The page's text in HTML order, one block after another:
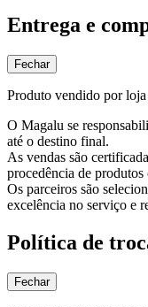
Entrega e
Fechar
Produto vendido por
O Magalu se
até o destino final.
As vendas são
procedência de produtos
Os parceiros são
excelência no serviço e
Política de
Fechar